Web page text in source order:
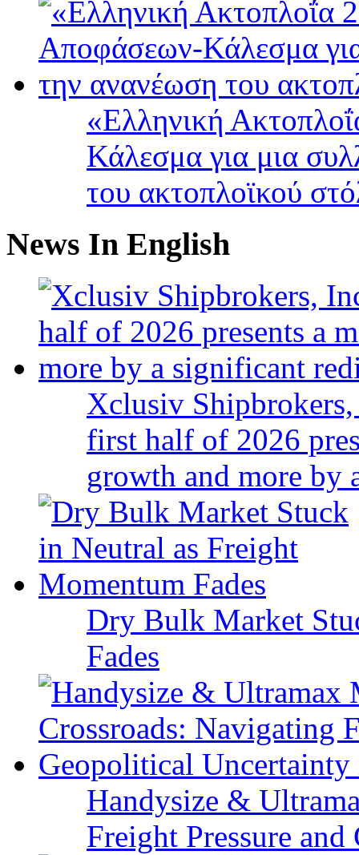
«Ελληνική
Κάλεσμα για μια
του ακτοπλοϊκού
News In English
Xclusiv
first half of 2026
growth and more
Dry Bulk Market
Fades
Handysize &
Freight Pressure